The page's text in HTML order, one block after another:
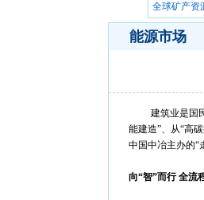
全球矿产
能源市场
建筑业是国
能建造”、从“高
中国中冶主办的“
向“智”而行 全流